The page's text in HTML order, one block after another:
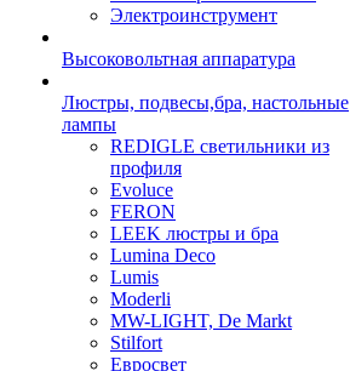
Электроинструмент
Высоковольтная аппаратура
Люстры, подвесы,бра, настольные
лампы
REDIGLE светильники из
профиля
Evoluce
FERON
LEEK люстры и бра
Lumina Deco
Lumis
Moderli
MW-LIGHT, De Markt
Stilfort
Евросвет